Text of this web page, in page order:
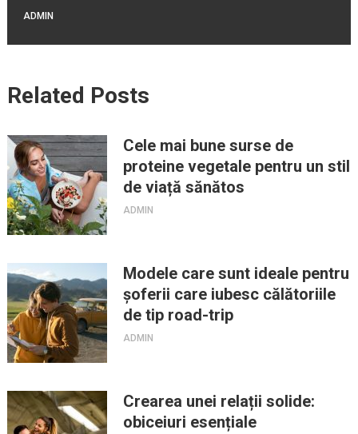
ADMIN
Related Posts
Cele mai bune surse de
proteine vegetale pentru un stil
de viață sănătos
ADMIN
Modele care sunt ideale pentru
șoferii care iubesc călătoriile
de tip road-trip
ADMIN
Crearea unei relații solide:
obiceiuri esențiale